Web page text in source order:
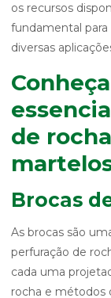
os recursos
fundamental
diversas
de
Brocas
As brocas são
perfuração de
cada uma
rocha e métodos